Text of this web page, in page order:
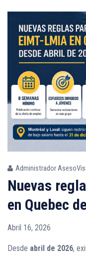
Administrador
Nuevas
en Quebec
Abril 16, 2026
Desde abril de 2026,